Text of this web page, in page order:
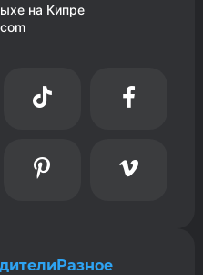
на Кипре
 
 
Разное